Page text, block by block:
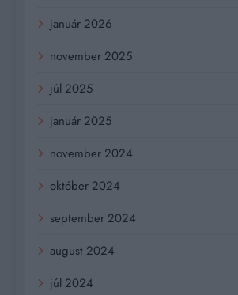
január 2026
november 2025
júl 2025
január 2025
november 2024
október 2024
september 2024
august 2024
júl 2024